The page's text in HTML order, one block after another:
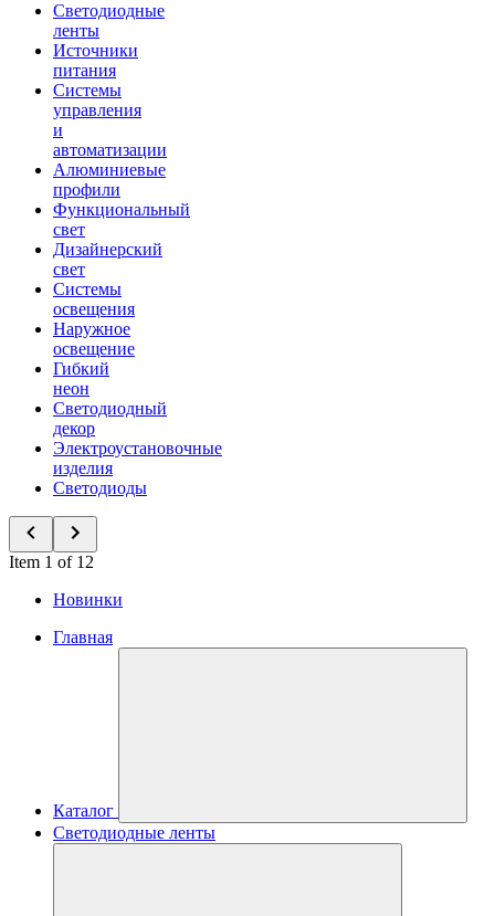
Светодиодные
ленты
Источники
питания
Системы
управления
и
автоматизации
Алюминиевые
профили
Функциональный
свет
Дизайнерский
свет
Системы
освещения
Наружное
освещение
Гибкий
неон
Светодиодный
декор
Электроустановочные
изделия
Светодиоды
Item 1 of 12
Новинки
Главная
Каталог
Светодиодные ленты